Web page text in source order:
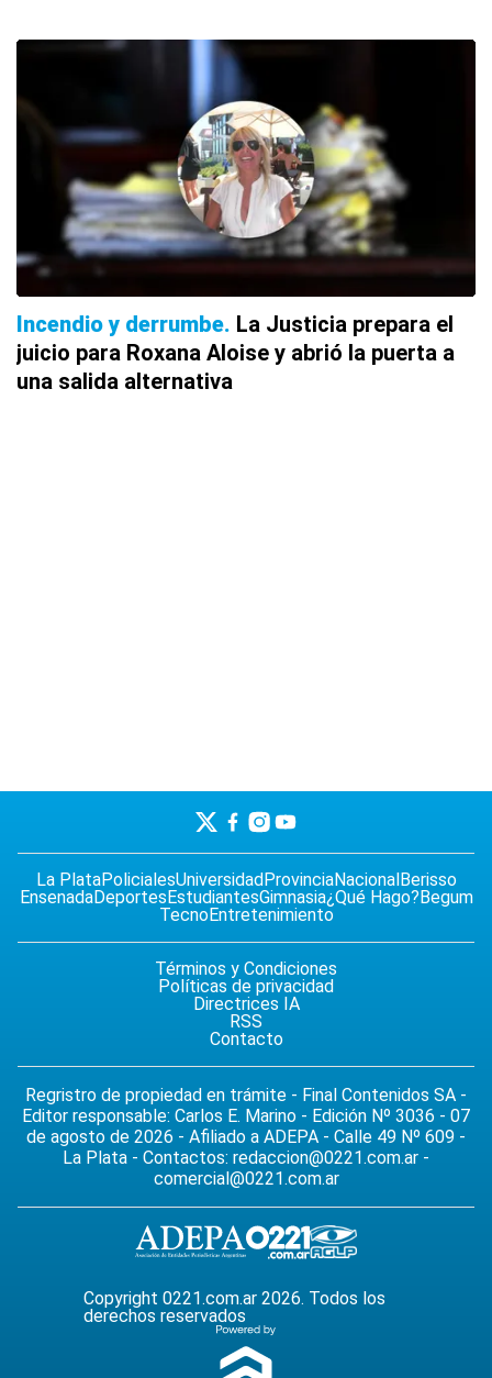
Incendio y derrumbe La Justicia prepara el
juicio para Roxana Aloise y abrió la puerta a
una salida alternativa
La PlataPolicialesUniversidadProvinciaNacionalBerisso
EnsenadaDeportesEstudiantesGimnasia¿Qué Hago?Begum
TecnoEntretenimiento
Términos y Condiciones
Políticas de privacidad
Directrices IA
RSS
Contacto
Regristro de propiedad en trámite - Final Contenidos SA -
Editor responsable: Carlos E. Marino - Edición Nº 3036 - 07
de agosto de 2026 - Afiliado a ADEPA - Calle 49 Nº 609 -
La Plata - Contactos: redaccion@0221.com.ar -
comercial@0221.com.ar
Copyright 0221.com.ar 2026. Todos los
derechos reservados